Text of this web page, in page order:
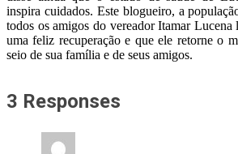
inspira cuidados. Este blogueiro, a
todos os amigos do vereador Itamar Lucena
uma feliz recuperação e que ele retorne o
seio de sua família e de seus amigos.
3 Responses